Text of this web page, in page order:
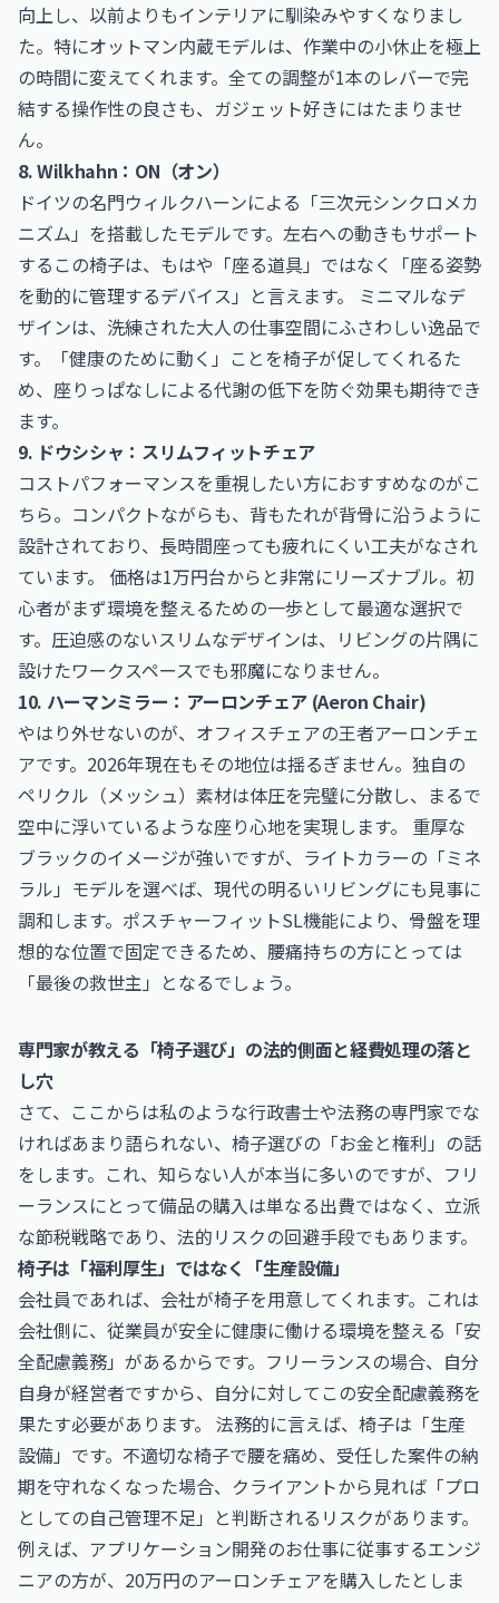
向上し、以前よりもインテリアに馴染みやすくなりまし
た。特にオットマン内蔵モデルは、作業中の小休止を極上
の時間に変えてくれます。全ての調整が1本のレバーで完
結する操作性の良さも、ガジェット好きにはたまりませ
ん。
8. Wilkhahn：ON（オン）
ドイツの名門ウィルクハーンによる「三次元シンクロメカ
ニズム」を搭載したモデルです。左右への動きもサポート
するこの椅子は、もはや「座る道具」ではなく「座る姿勢
を動的に管理するデバイス」と言えます。 ミニマルなデ
ザインは、洗練された大人の仕事空間にふさわしい逸品で
す。「健康のために動く」ことを椅子が促してくれるた
め、座りっぱなしによる代謝の低下を防ぐ効果も期待でき
ます。
9. ドウシシャ：スリムフィットチェア
コストパフォーマンスを重視したい方におすすめなのがこ
ちら。コンパクトながらも、背もたれが背骨に沿うように
設計されており、長時間座っても疲れにくい工夫がなされ
ています。 価格は1万円台からと非常にリーズナブル。初
心者がまず環境を整えるための一歩として最適な選択で
す。圧迫感のないスリムなデザインは、リビングの片隅に
設けたワークスペースでも邪魔になりません。
10. ハーマンミラー：アーロンチェア (Aeron Chair)
やはり外せないのが、オフィスチェアの王者アーロンチェ
アです。2026年現在もその地位は揺るぎません。独自の
ペリクル（メッシュ）素材は体圧を完璧に分散し、まるで
空中に浮いているような座り心地を実現します。 重厚な
ブラックのイメージが強いですが、ライトカラーの「ミネ
ラル」モデルを選べば、現代の明るいリビングにも見事に
調和します。ポスチャーフィットSL機能により、骨盤を理
想的な位置で固定できるため、腰痛持ちの方にとっては
「最後の救世主」となるでしょう。
専門家が教える「椅子選び」の法的側面と経費処理の落と
し穴
さて、ここからは私のような行政書士や法務の専門家でな
ければあまり語られない、椅子選びの「お金と権利」の話
をします。これ、知らない人が本当に多いのですが、フリ
ーランスにとって備品の購入は単なる出費ではなく、立派
な節税戦略であり、法的リスクの回避手段でもあります。
椅子は「福利厚生」ではなく「生産設備」
会社員であれば、会社が椅子を用意してくれます。これは
会社側に、従業員が安全に健康に働ける環境を整える「安
全配慮義務」があるからです。フリーランスの場合、自分
自身が経営者ですから、自分に対してこの安全配慮義務を
果たす必要があります。 法務的に言えば、椅子は「生産
設備」です。不適切な椅子で腰を痛め、受任した案件の納
期を守れなくなった場合、クライアントから見れば「プロ
としての自己管理不足」と判断されるリスクがあります。
例えば、 アプリケーション開発のお仕事に従事するエンジ
ニアの方が、20万円のアーロンチェアを購入したとしま